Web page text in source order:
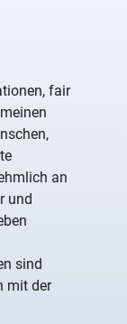
fair
an
und
sind
mit der